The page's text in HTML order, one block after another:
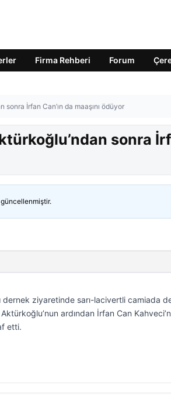
Firma Rehberi Forum
İrfan Can’ın da maaşını ödüyor
sonra
dernek ziyaretinde sarı-lacivertli camiada
ardından İrfan Can
etti.